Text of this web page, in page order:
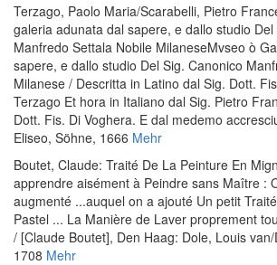
Terzago, Paolo Maria/Scarabelli, Pietro
galeria adunata dal sapere, e dallo studio Del
Manfredo Settala Nobile MilaneseMvseo ò
sapere, e dallo studio Del Sig. Canonico
Milanese / Descritta in Latino dal Sig. Dott.
Terzago Et hora in Italiano dal Sig. Pietro
Dott. Fis. Di Voghera. E dal medemo
Eliseo, Söhne, 1666 Mehr
Boutet, Claude: Traité De La Peinture En
apprendre aisément à Peindre sans Maître :
augmenté ...auquel on a ajouté Un petit
Pastel ... La Manière de Laver proprement
/ [Claude Boutet], Den Haag: Dole, Louis
1708 Mehr